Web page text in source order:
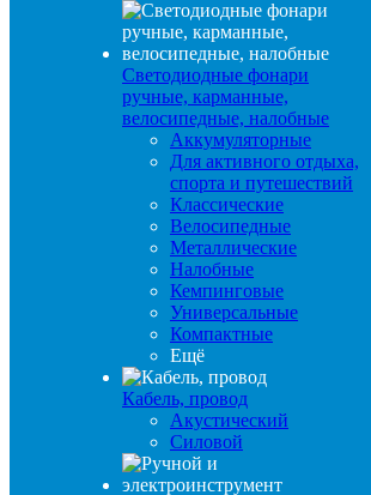
Светодиодные фонари
ручные, карманные,
велосипедные, налобные
Аккумуляторные
Для активного отдыха,
спорта и путешествий
Классические
Велосипедные
Металлические
Налобные
Кемпинговые
Универсальные
Компактные
Ещё
Кабель, провод
Акустический
Силовой